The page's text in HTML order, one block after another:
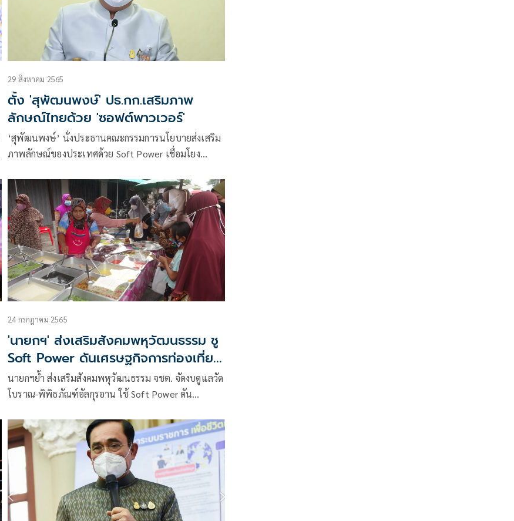
29 สิงหาคม 2565
ตั้ง 'สุพัฒนพงษ์' ปธ.กก.เสริมภาพ
ลักษณ์ไทยด้วย 'ซอฟต์พาวเวอร์'
‘สุพัฒนพงษ์’ นั่งประธานคณะกรรมการนโยบายส่งเสริม
ภาพลักษณ์ของประเทศด้วย Soft Power เชื่อมโยง
มูลค่าเศรษฐกิจ
24 กรกฎาคม 2565
'นายกฯ' ส่งเสริมสังคมพหุวัฒนธรรม ชู
Soft Power ดันเศรษฐกิจการท่องเที่ยว
ชายแดนใต้
นายกฯย้ำ ส่งเสริมสังคมพหุวัฒนธรรม จชต. จัดงบดูแลวัด
โบราณ-พิพิธภัณฑ์อัลกุรอาน ใช้ Soft Power ดัน